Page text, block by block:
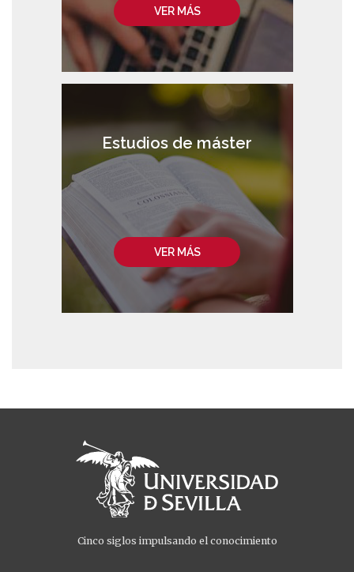
VER MÁS
VER MÁS
Estudios de máster
Cinco siglos impulsando el conocimiento